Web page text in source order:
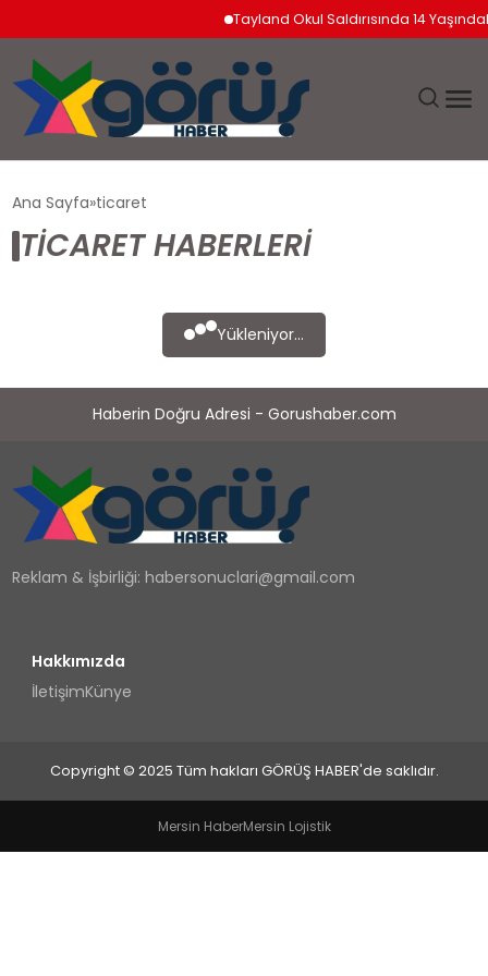
Tayland Okul Saldırısında 14
EKONOMI
SPOR
TEKNOLOJI
YAŞAM
Ana Sayfa ticaret
TICARET HABERLERI
Yükleniyor...
Haberin Doğru Adresi - Gorushaber.com
Reklam & İşbirliği:habersonuclari@gmail.com
Hakkımızda
İletişimKünye
Copyright © 2025 Tüm hakları GÖRÜŞ HABER'de saklıdır.
Mersin HaberMersin Lojistik